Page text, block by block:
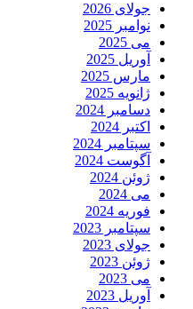
جولای 2026
نوامبر 2025
می 2025
آوریل 2025
مارس 2025
ژانویه 2025
دسامبر 2024
اکتبر 2024
سپتامبر 2024
آگوست 2024
ژوئن 2024
می 2024
فوریه 2024
سپتامبر 2023
جولای 2023
ژوئن 2023
می 2023
آوریل 2023